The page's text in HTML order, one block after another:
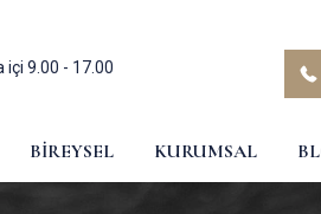
içi 9.00 - 17.00
BIREYSEL KURUMSAL